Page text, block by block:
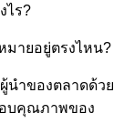
ร?
ยอยู่ตรงไหน?
ำของตลาดด้วย
อบคุณภาพของ